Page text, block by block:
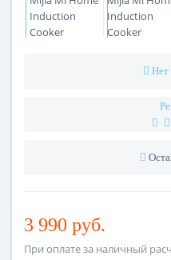
Нет
3 990 руб.
При оплате за наличный